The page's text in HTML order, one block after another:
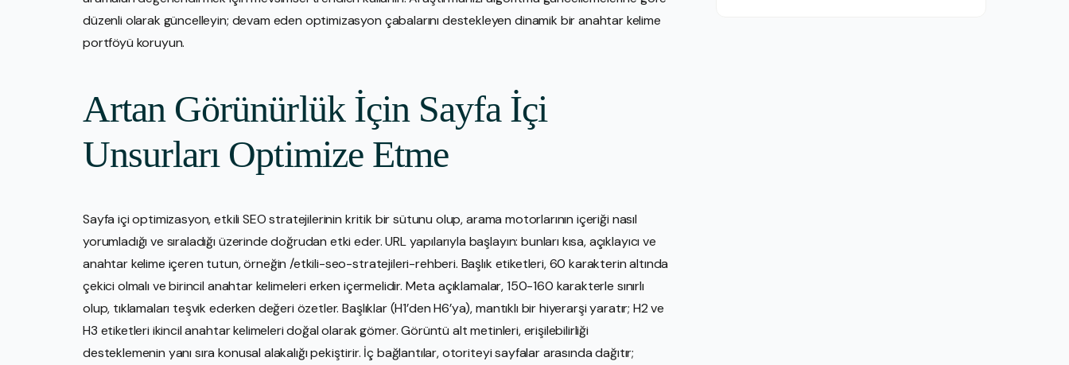
düzenli olarak güncelleyin; devam eden optimizasyon çabalarını destekleyen dinamik bir anahtar kelime
portföyü koruyun.
Artan Görünürlük İçin Sayfa İçi
Unsurları Optimize Etme
Sayfa içi optimizasyon, etkili SEO stratejilerinin kritik bir sütunu olup, arama motorlarının içeriği nasıl
yorumladığı ve sıraladığı üzerinde doğrudan etki eder. URL yapılarıyla başlayın: bunları kısa, açıklayıcı ve
anahtar kelime içeren tutun, örneğin /etkili-seo-stratejileri-rehberi. Başlık etiketleri, 60 karakterin altında
çekici olmalı ve birincil anahtar kelimeleri erken içermelidir. Meta açıklamalar, 150-160 karakterle sınırlı
olup, tıklamaları teşvik ederken değeri özetler. Başlıklar (H1’den H6’ya), mantıklı bir hiyerarşi yaratır; H2 ve
H3 etiketleri ikincil anahtar kelimeleri doğal olarak gömer. Görüntü alt metinleri, erişilebilirliği
desteklemenin yanı sıra konusal alakalığı pekiştirir. İç bağlantılar, otoriteyi sayfalar arasında dağıtır;